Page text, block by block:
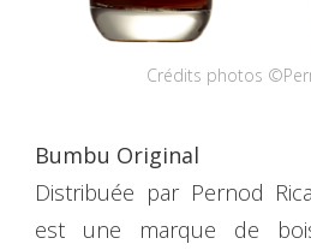
Crédits photos
Bumbu Original
Distribuée par Pernod
est une marque de